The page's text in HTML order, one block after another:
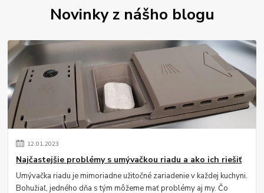
Novinky z nášho blogu
12.01.2023
Najčastejšie problémy s umývačkou riadu a ako ich riešiť
Umývačka riadu je mimoriadne užitočné zariadenie v každej kuchyni.
Bohužiaľ, jedného dňa s tým môžeme mať problémy aj my. Čo